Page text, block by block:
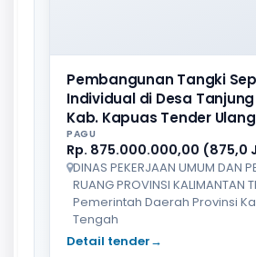
Pembangunan Tangki
Individual di Desa
Kab. Kapuas Tender Ulang
PAGU
Rp. 875.000.000,00 (875,0
DINAS PEKERJAAN UMUM DAN
RUANG PROVINSI KALIMANTAN
Pemerintah Daerah Provinsi
Tengah
Detail tender→